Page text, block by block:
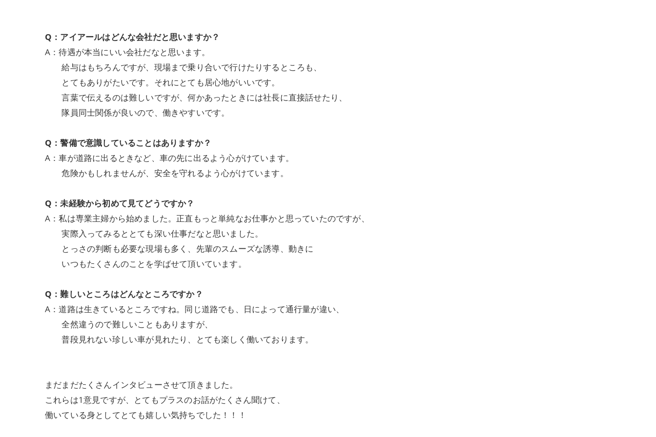
Q：アイアールはどんな会社だと思いますか？
A：待遇が本当にいい会社だなと思います。
給与はもちろんですが、現場まで乗り合いで行けたりするところも、
とてもありがたいです。それにとても居心地がいいです。
言葉で伝えるのは難しいですが、何かあったときには社長に直接話せたり、
隊員同士関係が良いので、働きやすいです。
Q：警備で意識していることはありますか？
A：車が道路に出るときなど、車の先に出るよう心がけています。
危険かもしれませんが、安全を守れるよう心がけています。
Q：未経験から初めて見てどうですか？
A：私は専業主婦から始めました。正直もっと単純なお仕事かと思っていたのですが、
実際入ってみるととても深い仕事だなと思いました。
とっさの判断も必要な現場も多く、先輩のスムーズな誘導、動きに
いつもたくさんのことを学ばせて頂いています。
Q：難しいところはどんなところですか？
A：道路は生きているところですね。同じ道路でも、日によって通行量が違い、
全然違うので難しいこともありますが、
普段見れない珍しい車が見れたり、とても楽しく働いております。
まだまだたくさんインタビューさせて頂きました。
これらは1意見ですが、とてもプラスのお話がたくさん聞けて、
働いている身としてとても嬉しい気持ちでした！！！